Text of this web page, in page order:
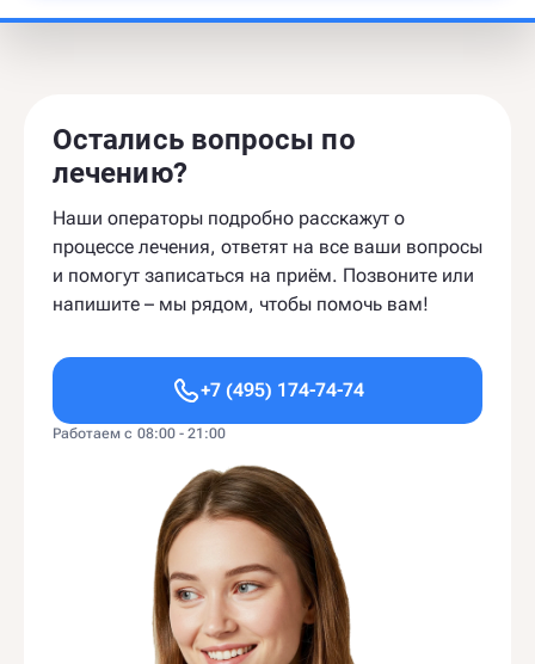
Остались вопросы по
лечению?
Наши операторы подробно расскажут о
процессе лечения, ответят на все ваши вопросы
и помогут записаться на приём. Позвоните или
напишите – мы рядом, чтобы помочь вам!
+7 (495) 174-74-74
Работаем с 08:00 - 21:00